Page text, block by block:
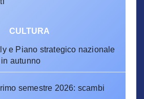
CULTURA
e Piano strategico nazionale
autunno
semestre 2026: scambi